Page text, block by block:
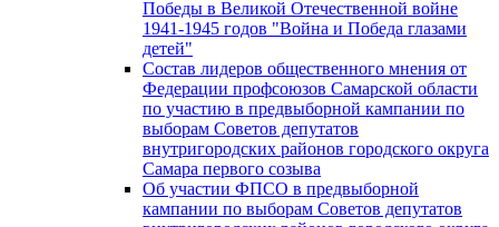
Победы в Великой Отечественной войне
1941-1945 годов "Война и Победа глазами
детей"
Состав лидеров общественного мнения от
Федерации профсоюзов Самарской области
по участию в предвыборной кампании по
выборам Советов депутатов
внутригородских районов городского округа
Самара первого созыва
Об участии ФПСО в предвыборной
кампании по выборам Советов депутатов